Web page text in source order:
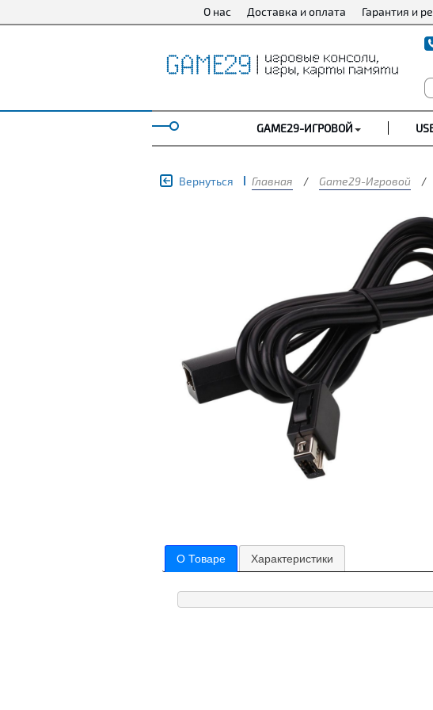
О нас Доставка и оплата Гарантия и
GAME29-ИГРОВОЙ
Вернуться Главная / Game29-Игровой /
О Товаре Характеристики